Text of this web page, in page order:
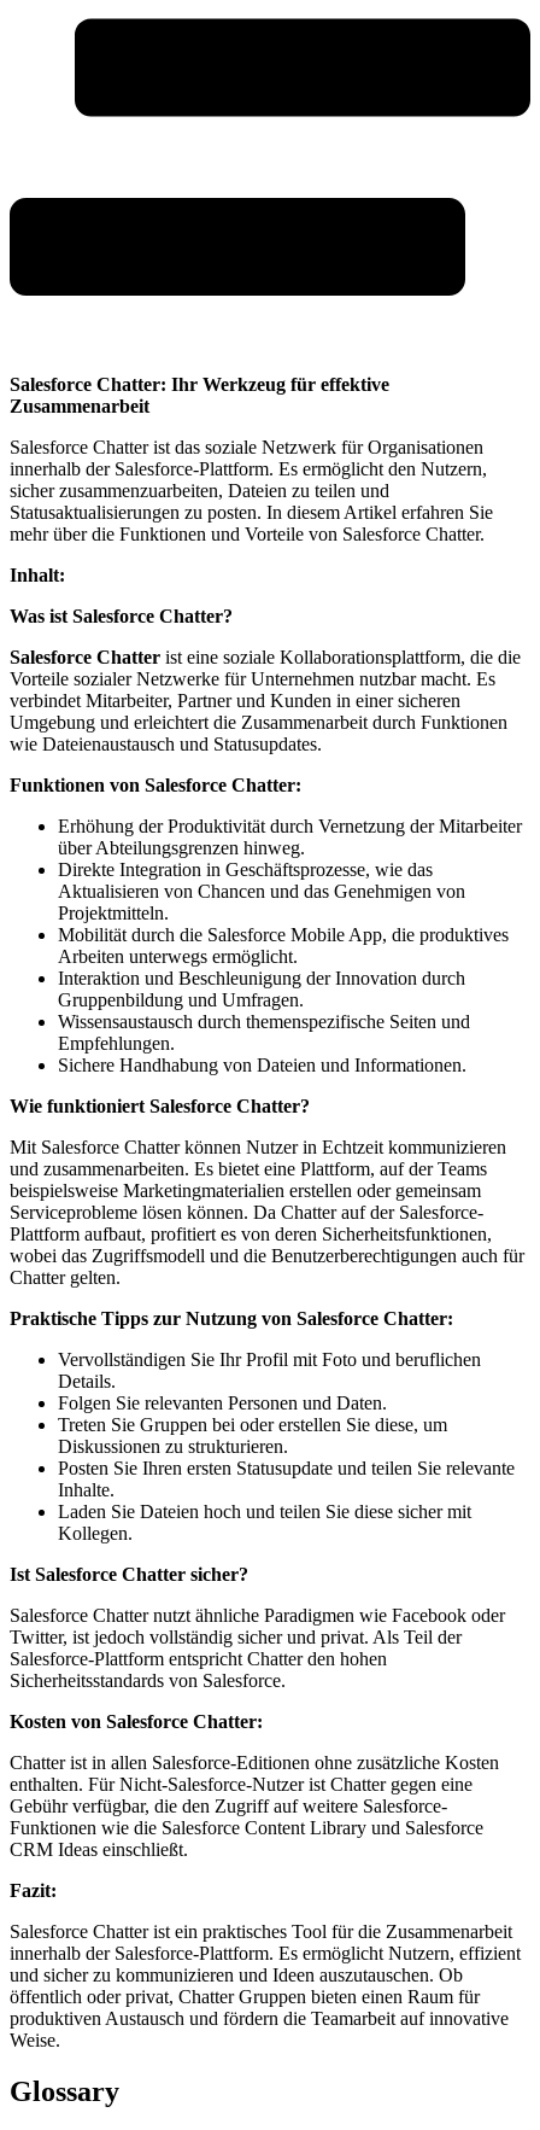
Salesforce Chatter: Ihr Werkzeug für effektive
Zusammenarbeit
Salesforce Chatter ist das soziale Netzwerk für Organisationen
innerhalb der Salesforce-Plattform. Es ermöglicht den Nutzern,
sicher zusammenzuarbeiten, Dateien zu teilen und
Statusaktualisierungen zu posten. In diesem Artikel erfahren Sie
mehr über die Funktionen und Vorteile von Salesforce Chatter.
Inhalt:
Was ist Salesforce Chatter?
Salesforce Chatter ist eine soziale Kollaborationsplattform, die die
Vorteile sozialer Netzwerke für Unternehmen nutzbar macht. Es
verbindet Mitarbeiter, Partner und Kunden in einer sicheren
Umgebung und erleichtert die Zusammenarbeit durch Funktionen
wie Dateienaustausch und Statusupdates.
Funktionen von Salesforce Chatter:
Erhöhung der Produktivität durch Vernetzung der Mitarbeiter
über Abteilungsgrenzen hinweg.
Direkte Integration in Geschäftsprozesse, wie das
Aktualisieren von Chancen und das Genehmigen von
Projektmitteln.
Mobilität durch die Salesforce Mobile App, die produktives
Arbeiten unterwegs ermöglicht.
Interaktion und Beschleunigung der Innovation durch
Gruppenbildung und Umfragen.
Wissensaustausch durch themenspezifische Seiten und
Empfehlungen.
Sichere Handhabung von Dateien und Informationen.
Wie funktioniert Salesforce Chatter?
Mit Salesforce Chatter können Nutzer in Echtzeit kommunizieren
und zusammenarbeiten. Es bietet eine Plattform, auf der Teams
beispielsweise Marketingmaterialien erstellen oder gemeinsam
Serviceprobleme lösen können. Da Chatter auf der Salesforce-
Plattform aufbaut, profitiert es von deren Sicherheitsfunktionen,
wobei das Zugriffsmodell und die Benutzerberechtigungen auch für
Chatter gelten.
Praktische Tipps zur Nutzung von Salesforce Chatter:
Vervollständigen Sie Ihr Profil mit Foto und beruflichen
Details.
Folgen Sie relevanten Personen und Daten.
Treten Sie Gruppen bei oder erstellen Sie diese, um
Diskussionen zu strukturieren.
Posten Sie Ihren ersten Statusupdate und teilen Sie relevante
Inhalte.
Laden Sie Dateien hoch und teilen Sie diese sicher mit
Kollegen.
Ist Salesforce Chatter sicher?
Salesforce Chatter nutzt ähnliche Paradigmen wie Facebook oder
Twitter, ist jedoch vollständig sicher und privat. Als Teil der
Salesforce-Plattform entspricht Chatter den hohen
Sicherheitsstandards von Salesforce.
Kosten von Salesforce Chatter:
Chatter ist in allen Salesforce-Editionen ohne zusätzliche Kosten
enthalten. Für Nicht-Salesforce-Nutzer ist Chatter gegen eine
Gebühr verfügbar, die den Zugriff auf weitere Salesforce-
Funktionen wie die Salesforce Content Library und Salesforce
CRM Ideas einschließt.
Fazit:
Salesforce Chatter ist ein praktisches Tool für die Zusammenarbeit
innerhalb der Salesforce-Plattform. Es ermöglicht Nutzern, effizient
und sicher zu kommunizieren und Ideen auszutauschen. Ob
öffentlich oder privat, Chatter Gruppen bieten einen Raum für
produktiven Austausch und fördern die Teamarbeit auf innovative
Weise.
Glossary